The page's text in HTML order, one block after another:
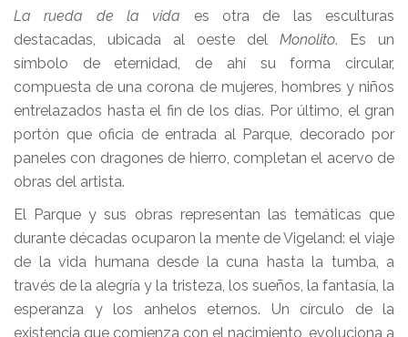
La rueda de la vida es otra de las esculturas
destacadas, ubicada al oeste del Monolito. Es un
símbolo de eternidad, de ahí su forma circular,
compuesta de una corona de mujeres, hombres y niños
entrelazados hasta el fin de los días. Por último, el gran
portón que oficia de entrada al Parque, decorado por
paneles con dragones de hierro, completan el acervo de
obras del artista.
El Parque y sus obras representan las temáticas que
durante décadas ocuparon la mente de Vigeland: el viaje
de la vida humana desde la cuna hasta la tumba, a
través de la alegría y la tristeza, los sueños, la fantasía, la
esperanza y los anhelos eternos. Un círculo de la
existencia que comienza con el nacimiento, evoluciona a